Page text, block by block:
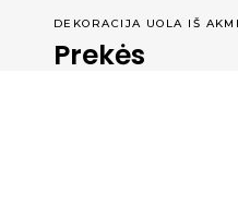
DEKORACIJA UOLA IŠ
Prekės